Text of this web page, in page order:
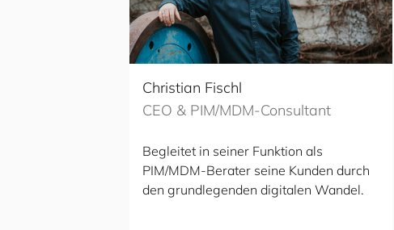
Christian Fischl
CEO & PIM/MDM-Consultant
Begleitet in seiner Funktion als
PIM/MDM-Berater seine Kunden durch
den grundlegenden digitalen Wandel.